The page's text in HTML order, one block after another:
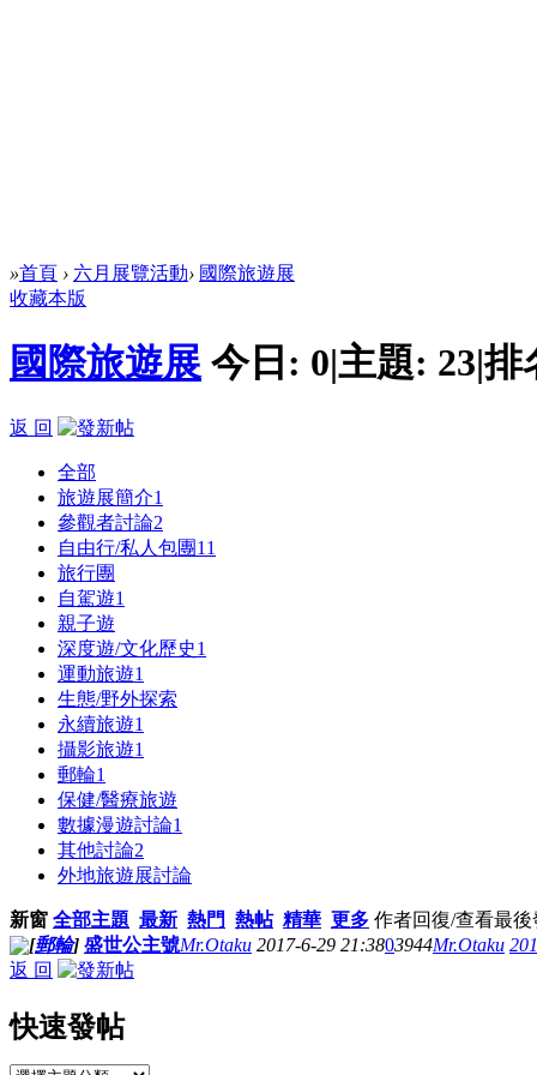
»首頁 › 六月展覽活動› 國際旅遊展
收藏本版
國際旅遊展 今日: 0|主題: 23|排
返 回
全部
旅遊展簡介1
參觀者討論2
自由行/私人包團11
旅行團
自駕遊1
親子遊
深度遊/文化歷史1
運動旅遊1
生態/野外探索
永續旅遊1
攝影旅遊1
郵輪1
保健/醫療旅遊
數據漫遊討論1
其他討論2
外地旅遊展討論
新窗 全部主題 最新 熱門 熱帖 精華 更多 作者回復/查看最後
[郵輪] 盛世公主號Mr.Otaku 2017-6-29 21:3803944Mr.Otaku
返 回
快速發帖